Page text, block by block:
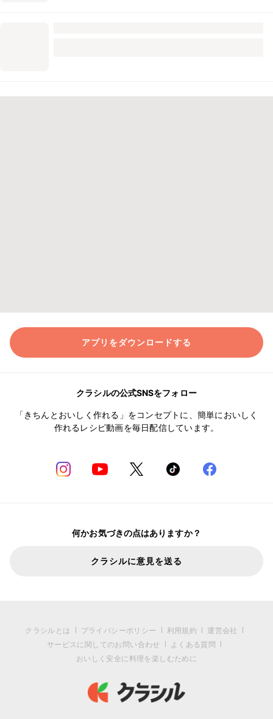
アプリをダウンロードする
クラシルの公式SNSをフォロー
「きちんとおいしく作れる」をコンセプトに、簡単においしく
作れるレシピ動画を毎日配信しています。
何かお気づきの点はありますか？
クラシルに意見を送る
クラシルとは プライバシーポリシー 利用規約
運営会社
サービスに関してのお問い合わせ
よくある質問
おいしく安全に料理を楽しむために